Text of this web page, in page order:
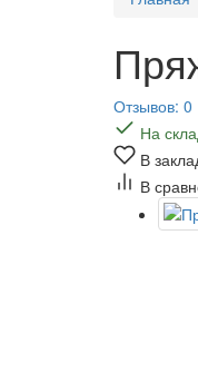
Отзывов: 0
На
В
В